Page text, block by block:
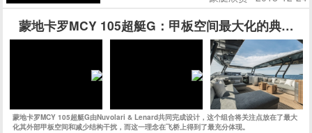
蒙地卡罗MCY 105超艇G：甲板空间最大化的典范之
蒙地卡罗MCY 105超艇G由Nuvolari & Lenard共同完成设计，这个组合将关注点放在了最大
化其外部甲板空间和减少结构干扰，而这一理念在飞桥上得到了最充分体现。